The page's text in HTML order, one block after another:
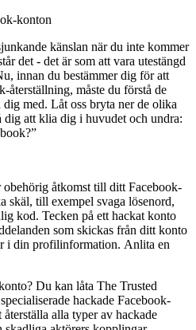
konton
känslan när du inte kommer
det - det är som att vara utestängd
innan du bestämmer dig för att
återställning, måste du förstå de
med. Låt oss bryta ner de olika
dig att klia dig i huvudet och undra:
åtkomst till ditt Facebook-
skäl, till exempel svaga lösenord,
kod. Tecken på ett hackat konto
som skickas från ditt konto
i din profilinformation. Anlita en
Du kan låta The Trusted
hackade Facebook-
alla typer av hackade